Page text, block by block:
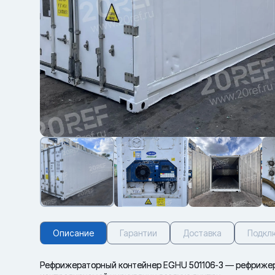
Описание Гарантии Доставка
Рефрижераторный контейнер EGHU 501106-3 —